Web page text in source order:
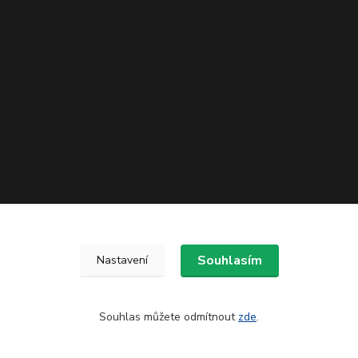
Nastavení Souhlasím
Souhlas můžete odmítnout zde.